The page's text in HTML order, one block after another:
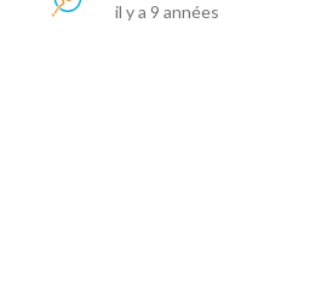
il y a 9 années